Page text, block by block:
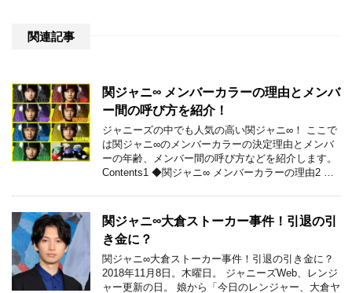
関連記事
関ジャニ∞ メンバーカラーの理由とメンバ
ー間の呼び方を紹介！
ジャニーズの中でも人気の高い関ジャニ∞！ ここで
は関ジャニ∞のメンバーカラーの決定理由とメンバ
ーの年齢、メンバー間の呼び方などを紹介します。
Contents1 ◆関ジャニ∞ メンバーカラーの理由2 …
関ジャニ∞大倉ストーカー事件！引退の引
き金に？
関ジャニ∞大倉ストーカー事件！引退の引き金に？
2018年11月8日。木曜日。 ジャニーズWeb、レンジ
ャー更新の日。 娘から「今日のレンジャー、大倉ヤ